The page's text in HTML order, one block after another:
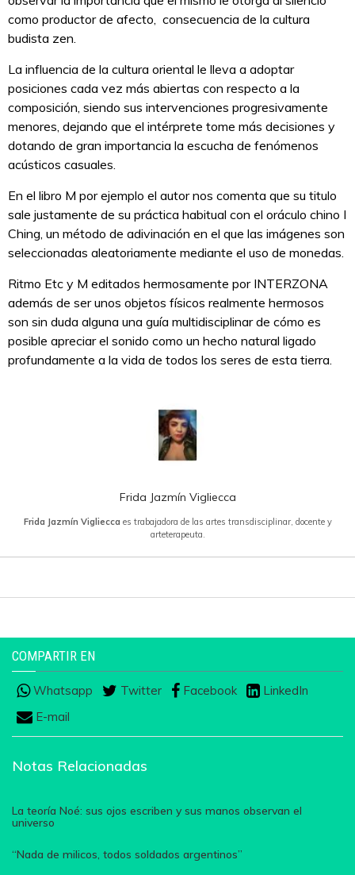
como productor de afecto, consecuencia de la cultura
budista zen.
La influencia de la cultura oriental le lleva a adoptar
posiciones cada vez más abiertas con respecto a la
composición, siendo sus intervenciones progresivamente
menores, dejando que el intérprete tome más decisiones y
dotando de gran importancia la escucha de fenómenos
acústicos casuales.
En el libro M por ejemplo el autor nos comenta que su titulo
sale justamente de su práctica habitual con el oráculo chino I
Ching, un método de adivinación en el que las imágenes son
seleccionadas aleatoriamente mediante el uso de monedas.
Ritmo Etc y M editados hermosamente por INTERZONA
además de ser unos objetos físicos realmente hermosos
son sin duda alguna una guía multidisciplinar de cómo es
posible apreciar el sonido como un hecho natural ligado
profundamente a la vida de todos los seres de esta tierra.
Frida Jazmín Vigliecca
Frida Jazmín Vigliecca es trabajadora de las artes transdisciplinar, docente y
arteterapeuta.
COMPARTIR EN
Whatsapp Twitter Facebook
LinkedIn
E-mail
Notas Relacionadas
La teoría Noé: sus ojos escriben y sus manos observan el
universo
“Nada de milicos, todos soldados argentinos”